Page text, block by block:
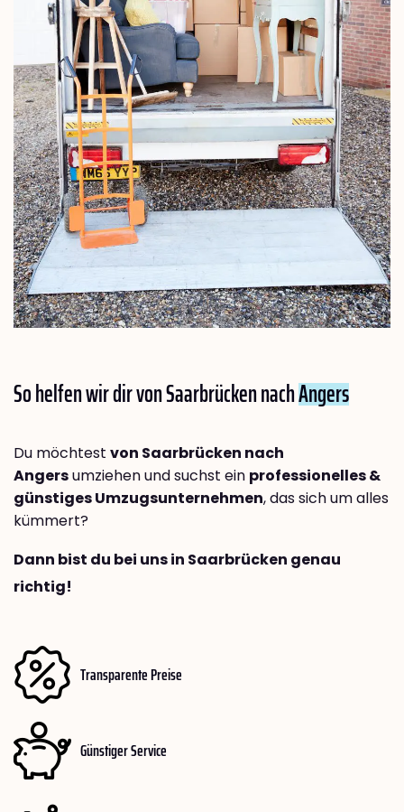
So helfen wir dir von Saarbrücken nachAngers
Du möchtest von Saarbrücken nach
Angersumziehen und suchst ein professionelles &
günstiges Umzugsunternehmen, das sich um alles
kümmert?
Dann bist du bei uns in Saarbrücken genau
richtig!
Transparente Preise
Günstiger Service